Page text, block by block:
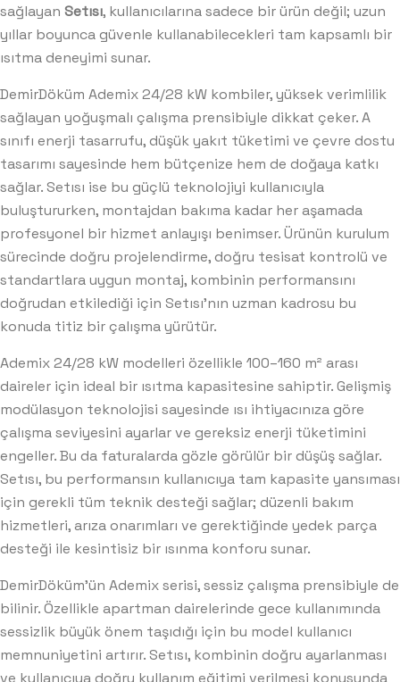
sağlayan Setısı, kullanıcılarına sadece bir ürün değil; uzun
yıllar boyunca güvenle kullanabilecekleri tam kapsamlı bir
ısıtma deneyimi sunar.
DemirDöküm Ademix 24/28 kW kombiler, yüksek verimlilik
sağlayan yoğuşmalı çalışma prensibiyle dikkat çeker. A
sınıfı enerji tasarrufu, düşük yakıt tüketimi ve çevre dostu
tasarımı sayesinde hem bütçenize hem de doğaya katkı
sağlar. Setısı ise bu güçlü teknolojiyi kullanıcıyla
buluştururken, montajdan bakıma kadar her aşamada
profesyonel bir hizmet anlayışı benimser. Ürünün kurulum
sürecinde doğru projelendirme, doğru tesisat kontrolü ve
standartlara uygun montaj, kombinin performansını
doğrudan etkilediği için Setısı’nın uzman kadrosu bu
konuda titiz bir çalışma yürütür.
Ademix 24/28 kW modelleri özellikle 100–160 m² arası
daireler için ideal bir ısıtma kapasitesine sahiptir. Gelişmiş
modülasyon teknolojisi sayesinde ısı ihtiyacınıza göre
çalışma seviyesini ayarlar ve gereksiz enerji tüketimini
engeller. Bu da faturalarda gözle görülür bir düşüş sağlar.
Setısı, bu performansın kullanıcıya tam kapasite yansıması
için gerekli tüm teknik desteği sağlar; düzenli bakım
hizmetleri, arıza onarımları ve gerektiğinde yedek parça
desteği ile kesintisiz bir ısınma konforu sunar.
DemirDöküm’ün Ademix serisi, sessiz çalışma prensibiyle de
bilinir. Özellikle apartman dairelerinde gece kullanımında
sessizlik büyük önem taşıdığı için bu model kullanıcı
memnuniyetini artırır. Setısı, kombinin doğru ayarlanması
ve kullanıcıya doğru kullanım eğitimi verilmesi konusunda